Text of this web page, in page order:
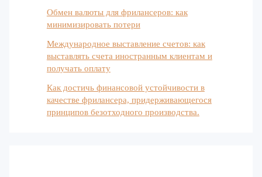
Обмен валюты для фрилансеров: как
минимизировать потери
Международное выставление счетов: как
выставлять счета иностранным клиентам и
получать оплату
Как достичь финансовой устойчивости в
качестве фрилансера, придерживающегося
принципов безотходного производства.